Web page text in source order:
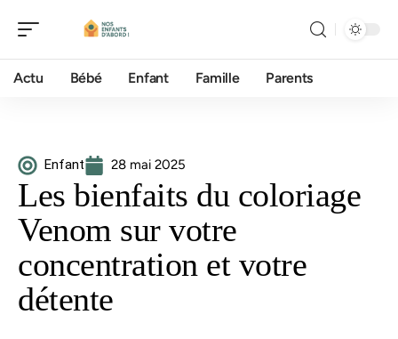
Actu Bébé Enfant Famille Parents
Enfant 28 mai 2025
Les bienfaits du coloriage
Venom sur votre
concentration et votre
détente